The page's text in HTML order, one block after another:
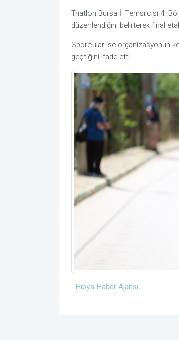
Triatlon Bursa İl Temsilcisi 4.
düzenlendiğini belirterek final
Sporcular ise organizasyonun
geçtiğini ifade etti.
Hibya Haber Ajansı